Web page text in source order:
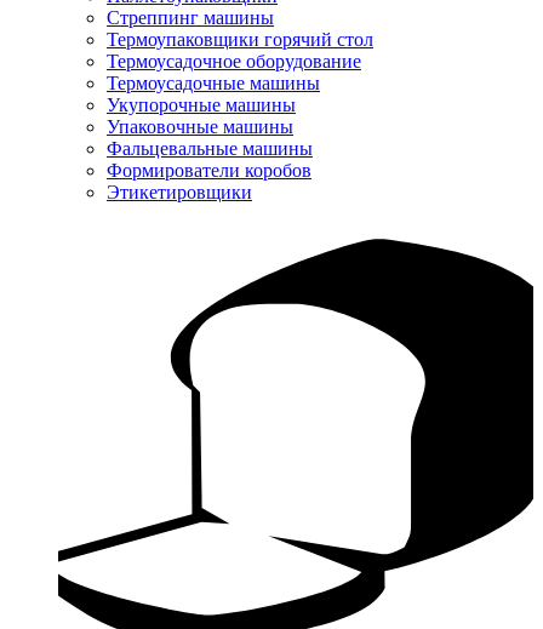
Стреппинг машины
Термоупаковщики горячий стол
Термоусадочное оборудование
Термоусадочные машины
Укупорочные машины
Упаковочные машины
Фальцевальные машины
Формирователи коробов
Этикетировщики